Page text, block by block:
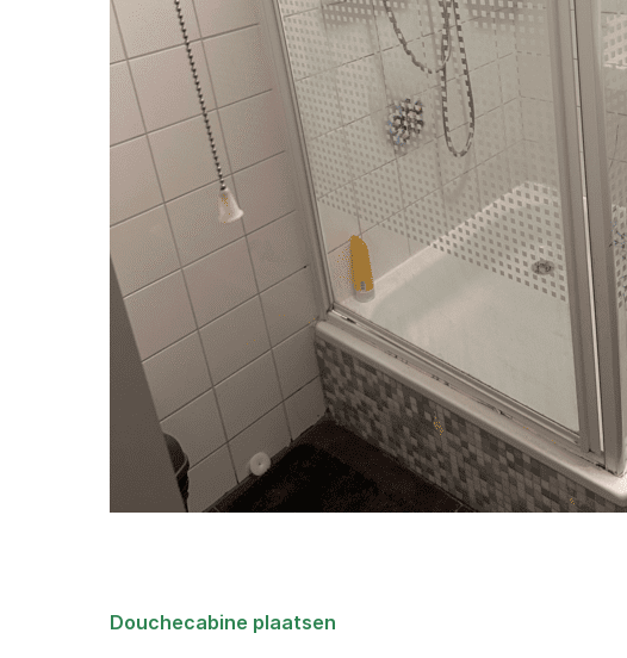
Douchecabine plaatsen